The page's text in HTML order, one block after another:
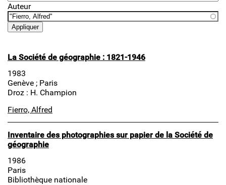
Auteur
La Société de géographie : 1821-1946
1983
Genève ; Paris
Droz : H. Champion
Fierro, Alfred
Inventaire des photographies sur papier de la Société de
géographie
1986
Paris
Bibliothèque nationale